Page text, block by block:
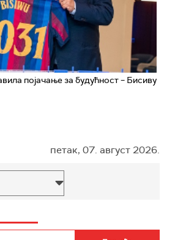
појачање за будућност – Бисиву
петак, 07. август 2026.